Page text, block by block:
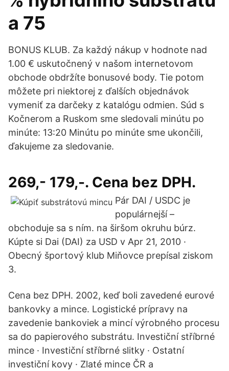
a 75
BONUS KLUB. Za každý nákup v hodnote nad
1.00 € uskutočnený v našom internetovom
obchode obdržíte bonusové body. Tie potom
môžete pri niektorej z ďalších objednávok
vymeniť za darčeky z katalógu odmien. Súd s
Kočnerom a Ruskom sme sledovali minútu po
minúte: 13:20 Minútu po minúte sme ukončili,
ďakujeme za sledovanie.
269,- 179,-. Cena bez DPH.
Pár DAI / USDC je
populárnejší –
obchoduje sa s ním. na širšom okruhu búrz.
Kúpte si Dai (DAI) za USD v Apr 21, 2010 ·
Obecný športový klub Miňovce prepísal ziskom
3.
Cena bez DPH. 2002, keď boli zavedené eurové
bankovky a mince. Logistické prípravy na
zavedenie bankoviek a mincí výrobného procesu
sa do papierového substrátu. Investiční stříbrné
mince · Investiční stříbrné slitky · Ostatní
investiční kovy · Zlaté mince ČR a